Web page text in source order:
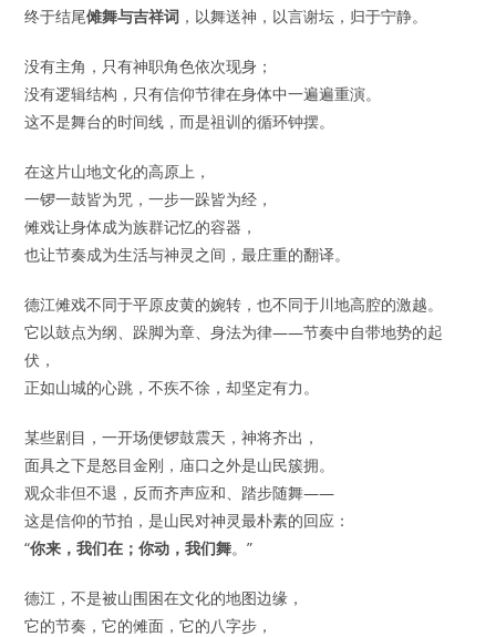
终于结尾傩舞与吉祥词 ，以舞送神，以言谢坛，归于宁静。
没有主角，只有神职角色依次现身；
没有逻辑结构，只有信仰节律在身体中一遍遍重演。
这不是舞台的时间线，而是祖训的循环钟摆。
在这片山地文化的高原上，
一锣一鼓皆为咒，一步一跺皆为经，
傩戏让身体成为族群记忆的容器，
也让节奏成为生活与神灵之间，最庄重的翻译。
德江傩戏不同于平原皮黄的婉转，也不同于川地高腔的激越。
它以鼓点为纲、跺脚为章、身法为律——节奏中自带地势的起
伏，
正如山城的心跳，不疾不徐，却坚定有力。
某些剧目，一开场便锣鼓震天，神将齐出，
面具之下是怒目金刚，庙口之外是山民簇拥。
观众非但不退，反而齐声应和、踏步随舞——
这是信仰的节拍，是山民对神灵最朴素的回应：
“你来，我们在；你动，我们舞。”
德江，不是被山围困在文化的地图边缘，
它的节奏，它的傩面，它的八字步，